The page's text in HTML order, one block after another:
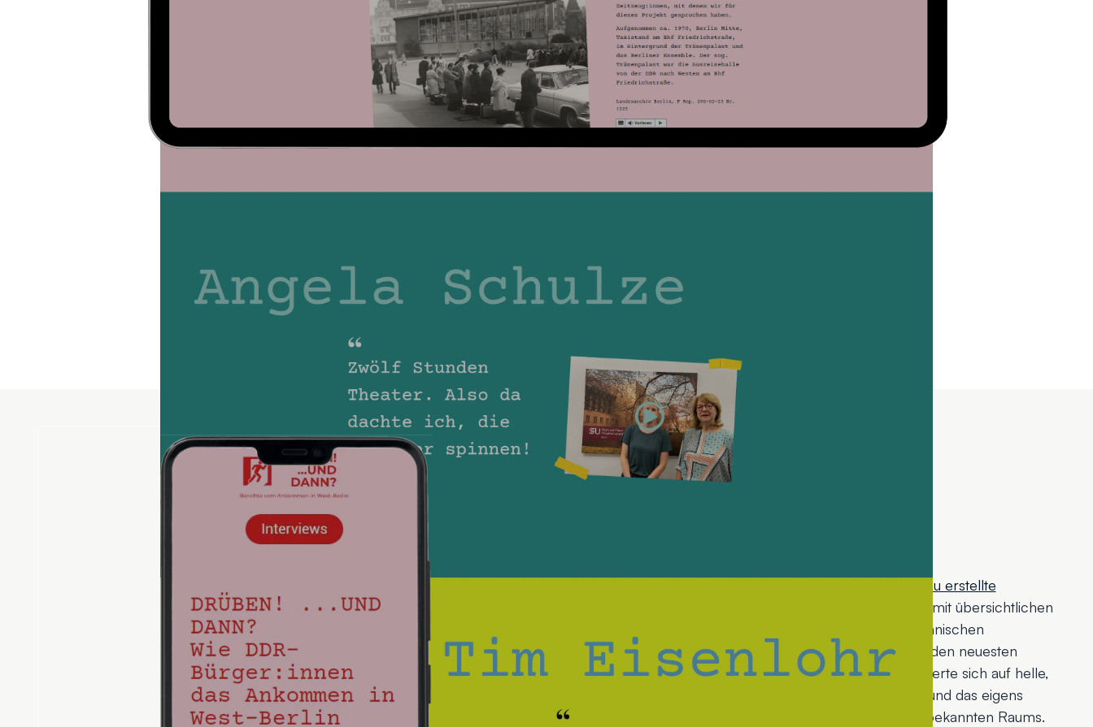
einesWebdesign-Relaunchesvon Grund auf neugestaltet. Die Projektleiterin wünschte sich eine freundlich
gestaltete Webseite, die für jeden einfach zu bedienen ist und barrierefreie Elemente enthält, damit die
neu erstellte
. Neben dem ansprechend gestalteten Webdesign mit übersichtlichen
Blöcken für die einzelnen Interviews haben wir bei der technischen
Umsetzung darauf geachtet, dass die Seite schnell lädt und den neuesten
Sicherheitsstandards entspricht. Unsere Farbwahl konzentrierte sich auf helle,
auffällige Farben für einen positiven Einstieg in das Thema, und das eigens
erstellte Logo verkörpert die Inhalte des Verlassens eines bekannten Raums.